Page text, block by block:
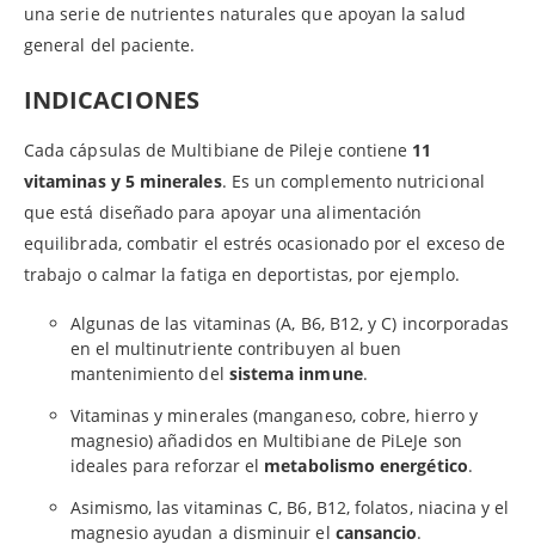
una serie de nutrientes naturales que apoyan la salud
general del paciente.
INDICACIONES
Cada cápsulas de Multibiane de Pileje contiene 11
vitaminas y 5 minerales. Es un complemento nutricional
que está diseñado para apoyar una alimentación
equilibrada, combatir el estrés ocasionado por el exceso de
trabajo o calmar la fatiga en deportistas, por ejemplo.
Algunas de las vitaminas (A, B6, B12, y C) incorporadas
en el multinutriente contribuyen al buen
mantenimiento del sistema inmune.
Vitaminas y minerales (manganeso, cobre, hierro y
magnesio) añadidos en Multibiane de PiLeJe son
ideales para reforzar el metabolismo energético.
Asimismo, las vitaminas C, B6, B12, folatos, niacina y el
magnesio ayudan a disminuir el cansancio.